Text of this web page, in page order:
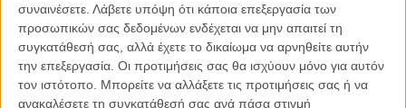
συναινέσετε. Λάβετε υπόψη ότι κάποια επεξεργασία των
προσωπικών σας δεδομένων ενδέχεται να μην απαιτεί τη
συγκατάθεσή σας, αλλά έχετε το δικαίωμα να αρνηθείτε αυτήν
την επεξεργασία. Οι προτιμήσεις σας θα ισχύουν μόνο για αυτόν
τον ιστότοπο. Μπορείτε να αλλάξετε τις προτιμήσεις σας ή να
ανακαλέσετε τη συγκατάθεσή σας ανά πάσα στιγμή
Και είναι κρίμα γιατί όχι μόνο η ιστορία συμβαίνει σε μια σπουδαία
στιγμή του αγώνα για την κατοχύρωση βασικών κοινωνικών
δικαιωμάτων, κάτω από συνθήκες που όπως συνήθως συμβαίνει
ώθησαν συνηθισμένους ανθρώπους να κάνουν ασυνήθιστα
πράγματα, αλλά και η παραγωγή έχει όλα τα φόντα (το μπάτζετ, τις